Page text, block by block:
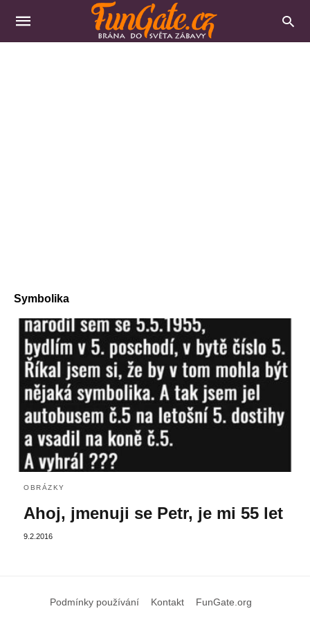
Symbolika
OBRÁZKY
Ahoj, jmenuji se Petr, je mi 55 let
9.2.2016
Podmínky používání Kontakt FunGate.org